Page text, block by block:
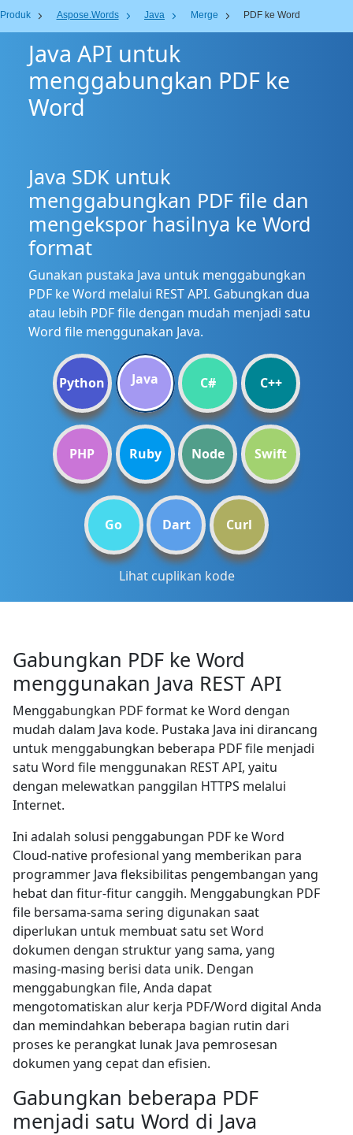
Produk Aspose.Words Java Merge PDF ke Word
Java API untuk
menggabungkan PDF ke
Word
Java SDK untuk
menggabungkan PDF file dan
mengekspor hasilnya ke Word
format
Gunakan pustaka Java untuk menggabungkan
PDF ke Word melalui REST API. Gabungkan dua
atau lebih PDF file dengan mudah menjadi satu
Word file menggunakan Java.
Python Java C# C++
PHP Ruby Node Swift
Go Dart Curl
Lihat cuplikan kode
Gabungkan PDF ke Word
menggunakan Java REST API
Menggabungkan PDF format ke Word dengan
mudah dalam Java kode. Pustaka Java ini dirancang
untuk menggabungkan beberapa PDF file menjadi
satu Word file menggunakan REST API, yaitu
dengan melewatkan panggilan HTTPS melalui
Internet.
Ini adalah solusi penggabungan PDF ke Word
Cloud-native profesional yang memberikan para
programmer Java fleksibilitas pengembangan yang
hebat dan fitur-fitur canggih. Menggabungkan PDF
file bersama-sama sering digunakan saat
diperlukan untuk membuat satu set Word
dokumen dengan struktur yang sama, yang
masing-masing berisi data unik. Dengan
menggabungkan file, Anda dapat
mengotomatiskan alur kerja PDF/Word digital Anda
dan memindahkan beberapa bagian rutin dari
proses ke perangkat lunak Java pemrosesan
dokumen yang cepat dan efisien.
Gabungkan beberapa PDF
menjadi satu Word di Java